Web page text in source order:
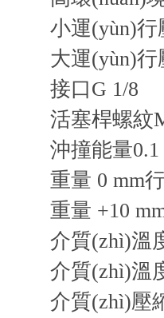
小運(yùn)行
大運(yùn)行
接口G 1/8
活塞桿螺紋
沖撞能量0.1
重量 0 mm
重量 +10
介質(zhì)溫
介質(zhì)溫
介質(zhì)壓